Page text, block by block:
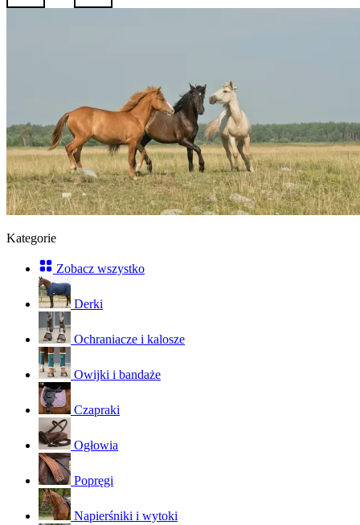
Kategorie
Zobacz wszystko
Derki
Ochraniacze i kalosze
Owijki i bandaże
Czapraki
Ogłowia
Popręgi
Napierśniki i wytoki